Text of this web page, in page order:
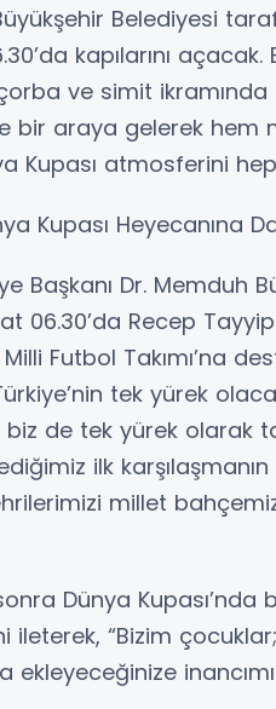
Belediyesi
kapılarını açacak.
ve simit ikramında
bir araya gelerek hem
Kupası atmosferini
Kupası Heyecanına
Başkanı Dr. Memduh
06.30’da Recep
Futbol Takımı’na
tek yürek
de tek yürek olarak
ilk
millet
Dünya
ileterek, “Bizim